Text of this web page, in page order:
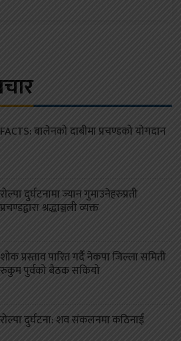
FACTS: बालेनको दाबीमा प्रचण्डको योगदान
रोल्पा दुर्घटनामा ज्यान गुमाउनेहरुप्रती
प्रचण्डद्वारा श्रद्धाञ्जली व्यक्त
शोक प्रस्ताव पारित गर्दै नेकपा जिल्ला समिती
रुकुम पुर्वको बैठक सकियो
रोल्पा दुर्घटना: शव संकलनमा कठिनाई